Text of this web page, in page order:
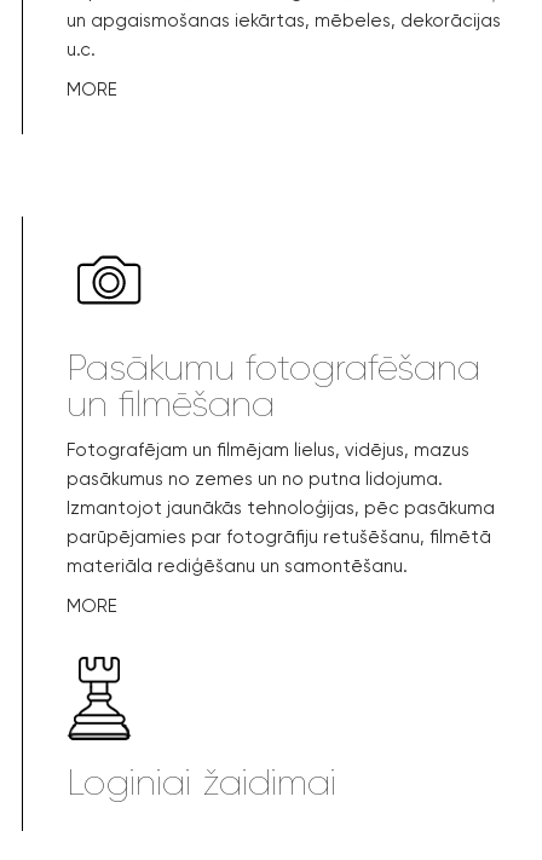
un apgaismošanas iekārtas, mēbeles, dekorācijas
u.c.
MORE
Pasākumu fotografēšana
un filmēšana
Fotografējam un filmējam lielus, vidējus, mazus
pasākumus no zemes un no putna lidojuma.
Izmantojot jaunākās tehnoloģijas, pēc pasākuma
parūpējamies par fotogrāfiju retušēšanu, filmētā
materiāla rediģēšanu un samontēšanu.
MORE
Loginiai žaidimai